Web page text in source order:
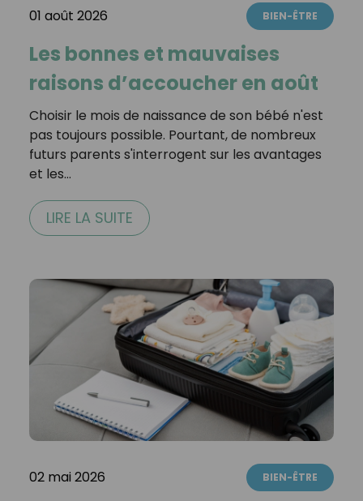
01 août 2026 BIEN-ÊTRE
Les bonnes et mauvaises
raisons d’accoucher en août
Choisir le mois de naissance de son bébé n'est
pas toujours possible. Pourtant, de nombreux
futurs parents s'interrogent sur les avantages
et les…
LIRE LA SUITE
02 mai 2026 BIEN-ÊTRE